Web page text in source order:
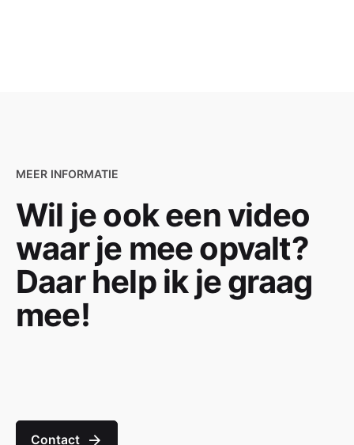
MEER INFORMATIE
Wil je ook een video
waar je mee opvalt?
Daar help ik je graag
mee!
Contact